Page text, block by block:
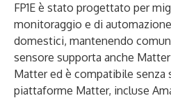
FP1E è stato progettato per
monitoraggio e di
domestici, mantenendo
sensore supporta anche
Matter ed è compatibile
piattaforme Matter, incluse